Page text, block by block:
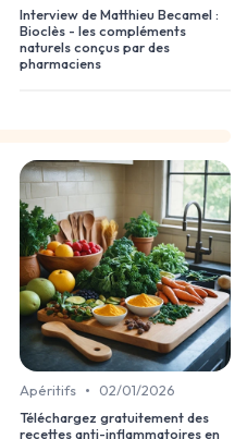
Interview de Matthieu Becamel :
Bioclès - les compléments
naturels conçus par des
pharmaciens
Apéritifs •
02/01/2026
Téléchargez gratuitement des
recettes anti-inflammatoires en